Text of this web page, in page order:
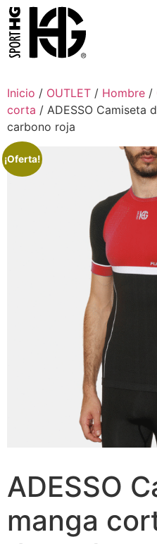
Inicio / OUTLET / Hombre /
corta / ADESSO Camiseta
carbono roja
¡Oferta!
ADESSO
manga